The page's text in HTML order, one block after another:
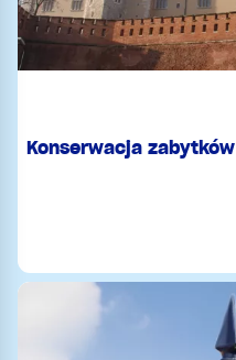
Konserwacja zabytków